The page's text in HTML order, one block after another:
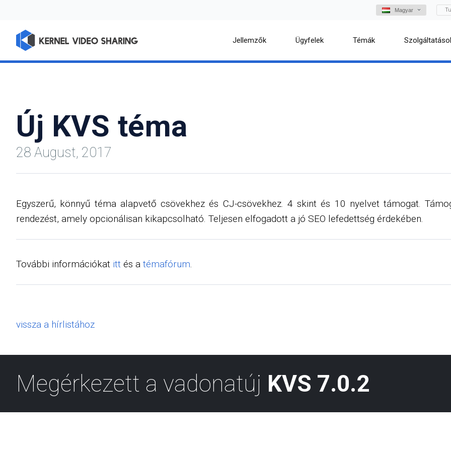
Magyar
Jellemzők Ügyfelek Témák
Új KVS téma
28 August, 2017
Egyszerű, könnyű téma alapvető csövekhez és CJ-csövekhez. 4 skint és 10 nyelvet támogat.
rendezést, amely opcionálisan kikapcsolható. Teljesen elfogadott a jó SEO lefedettség érdekében.
További információkat itt és a témafórum.
vissza a hírlistához
Megérkezett a vadonatúj KVS 7.0.2